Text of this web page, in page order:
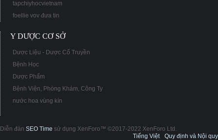
tapchiyhocvietnam
foellie vov đưa tin
Y DƯỢC CƠ SỞ
Dược Liệu - Dược Cổ Truyền
Bệnh Học
Dược Phẩm
Bệnh Viện, Phòng Khám, Công Ty
nước hoa vùng kín
Diễn đàn SEO Time sử dụng XenForo™ ©2017-2022 XenForo Ltd.
Tiếng Việt
Quy định và Nội quy